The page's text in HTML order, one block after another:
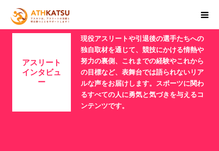
アスリート
インタビュ
ー
現役アスリートや引退後の選手たちへの
独自取材を通じて、競技にかける情熱や
努力の裏側、これまでの経験やこれから
の目標など、表舞台では語られないリア
ルな声をお届けします。スポーツに関わ
るすべての人に勇気と気づきを与えるコ
ンテンツです。